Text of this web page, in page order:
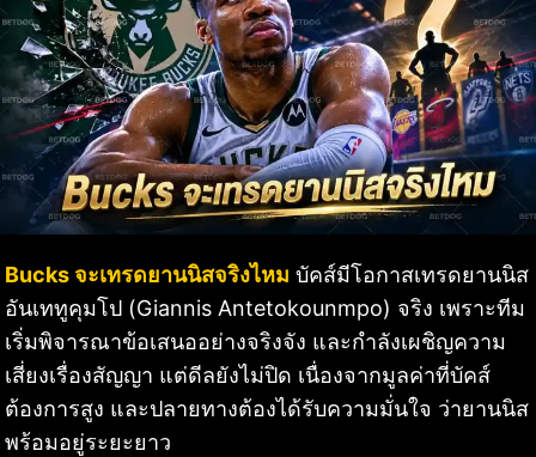
Bucks จะเทรดยานนิสจริงไหม บัคส์มีโอกาสเทรดยานนิส
อันเททูคุมโป (Giannis Antetokounmpo) จริง เพราะทีม
เริ่มพิจารณาข้อเสนออย่างจริงจัง และกำลังเผชิญความ
เสี่ยงเรื่องสัญญา แต่ดีลยังไม่ปิด เนื่องจากมูลค่าที่บัคส์
ต้องการสูง และปลายทางต้องได้รับความมั่นใจ ว่ายานนิส
พร้อมอยู่ระยะยาว